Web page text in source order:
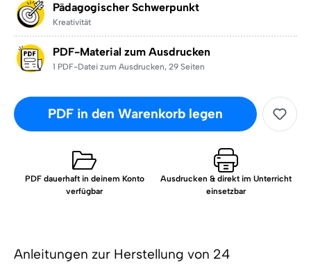
Anleitungen zur Herstellung von 24
Pädagogischer Schwerpunkt
Kreativität
PDF-Material zum Ausdrucken
1 PDF-Datei zum Ausdrucken, 29 Seiten
PDF in den Warenkorb legen
PDF dauerhaft in deinem Konto
verfügbar
Ausdrucken & direkt im Unterricht
einsetzbar